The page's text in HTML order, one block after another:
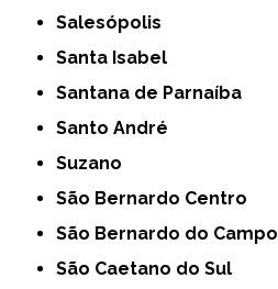
Salesópolis
Santa Isabel
Santana de Parnaíba
Santo André
Suzano
São Bernardo Centro
São Bernardo do Campo
São Caetano do Sul